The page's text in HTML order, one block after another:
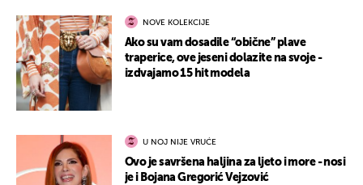
NOVE KOLEKCIJE
Ako su vam dosadile “obične” plave
traperice, ove jeseni dolazite na svoje -
izdvajamo 15 hit modela
U NOJ NIJE VRUĆE
Ovo je savršena haljina za ljeto i more - nosi
je i Bojana Gregorić Vejzović